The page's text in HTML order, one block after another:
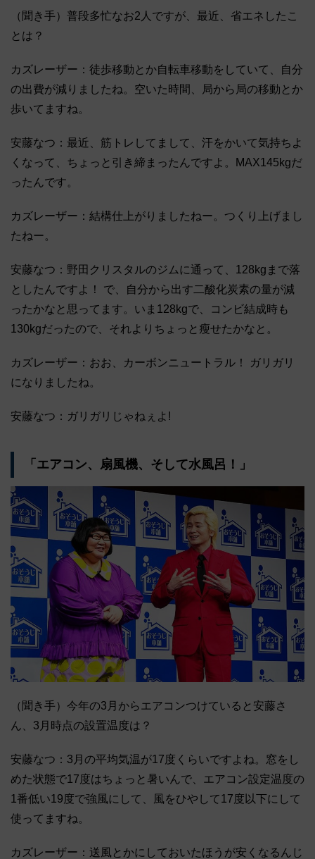
（聞き手）普段多忙なお2人ですが、最近、省エネしたこ
とは？
カズレーザー：徒歩移動とか自転車移動をしていて、自分
の出費が減りましたね。空いた時間、局から局の移動とか
歩いてますね。
安藤なつ：最近、筋トレしてまして、汗をかいて気持ちよ
くなって、ちょっと引き締まったんですよ。MAX145kgだ
ったんです。
カズレーザー：結構仕上がりましたねー。つくり上げまし
たねー。
安藤なつ：野田クリスタルのジムに通って、128kgまで落
としたんですよ！ で、自分から出す二酸化炭素の量が減
ったかなと思ってます。いま128kgで、コンビ結成時も
130kgだったので、それよりちょっと瘦せたかなと。
カズレーザー：おお、カーボンニュートラル！ ガリガリ
になりましたね。
安藤なつ：ガリガリじゃねぇよ!
「エアコン、扇風機、そして水風呂！」
（聞き手）今年の3月からエアコンつけていると安藤さ
ん、3月時点の設置温度は？
安藤なつ：3月の平均気温が17度くらいですよね。窓をし
めた状態で17度はちょっと暑いんで、エアコン設定温度の
1番低い19度で強風にして、風をひやして17度以下にして
使ってますね。
カズレーザー：送風とかにしておいたほうが安くなるんじ